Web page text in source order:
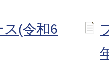
(令和6